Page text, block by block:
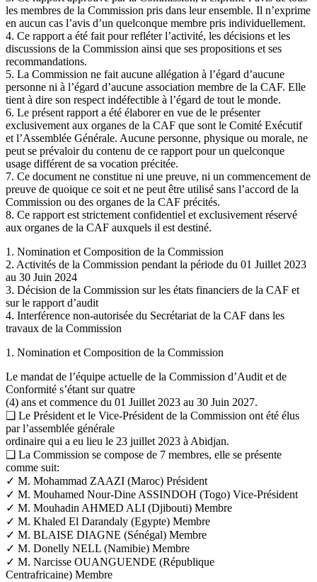
les membres de la Commission pris dans leur ensemble. Il n’exprime
en aucun cas l’avis d’un quelconque membre pris individuellement.
4. Ce rapport a été fait pour refléter l’activité, les décisions et les
discussions de la Commission ainsi que ses propositions et ses
recommandations.
5. La Commission ne fait aucune allégation à l’égard d’aucune
personne ni à l’égard d’aucune association membre de la CAF. Elle
tient à dire son respect indéfectible à l’égard de tout le monde.
6. Le présent rapport a été élaborer en vue de le présenter
exclusivement aux organes de la CAF que sont le Comité Exécutif
et l’Assemblée Générale. Aucune personne, physique ou morale, ne
peut se prévaloir du contenu de ce rapport pour un quelconque
usage différent de sa vocation précitée.
7. Ce document ne constitue ni une preuve, ni un commencement de
preuve de quoique ce soit et ne peut être utilisé sans l’accord de la
Commission ou des organes de la CAF précités.
8. Ce rapport est strictement confidentiel et exclusivement réservé
aux organes de la CAF auxquels il est destiné.
1. Nomination et Composition de la Commission
2. Activités de la Commission pendant la période du 01 Juillet 2023
au 30 Juin 2024
3. Décision de la Commission sur les états financiers de la CAF et
sur le rapport d’audit
4. Interférence non-autorisée du Secrétariat de la CAF dans les
travaux de la Commission
1. Nomination et Composition de la Commission
Le mandat de l’équipe actuelle de la Commission d’Audit et de
Conformité s’étant sur quatre
(4) ans et commence du 01 Juillet 2023 au 30 Juin 2027.
❑ Le Président et le Vice-Président de la Commission ont été élus
par l’assemblée générale
ordinaire qui a eu lieu le 23 juillet 2023 à Abidjan.
❑ La Commission se compose de 7 membres, elle se présente
comme suit:
✓ M. Mohammad ZAAZI (Maroc) Président
✓ M. Mouhamed Nour-Dine ASSINDOH (Togo) Vice-Président
✓ M. Mouhadin AHMED ALI (Djibouti) Membre
✓ M. Khaled El Darandaly (Egypte) Membre
✓ M. BLAISE DIAGNE (Sénégal) Membre
✓ M. Donelly NELL (Namibie) Membre
✓ M. Narcisse OUANGUENDE (République
Centrafricaine) Membre